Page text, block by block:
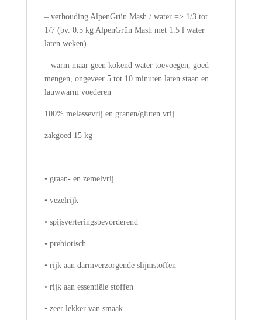
– verhouding AlpenGrün Mash / water => 1/3 tot
1/7 (bv. 0.5 kg AlpenGrün Mash met 1.5 l water
laten weken)
– warm maar geen kokend water toevoegen, goed
mengen, ongeveer 5 tot 10 minuten laten staan en
lauwwarm voederen
100% melassevrij en granen/gluten vrij
zakgoed 15 kg
• graan- en zemelvrij
• vezelrijk
• spijsverteringsbevorderend
• prebiotisch
• rijk aan darmverzorgende slijmstoffen
• rijk aan essentiële stoffen
• zeer lekker van smaak